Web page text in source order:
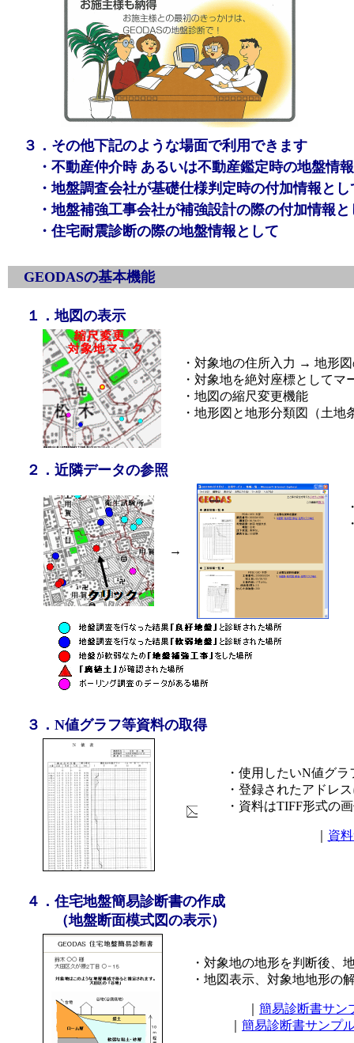
３．その他下記のような場面で利用できます
・不動産仲介時 あるいは不動産鑑定時の地盤情
・地盤調査会社が基礎仕様判定時の付加情報とし
・地盤補強工事会社が補強設計の際の付加情報と
・住宅耐震診断の際の地盤情報として
GEODASの基本機能
１．地図の表示
・対象地の住所入力 → 地形
・対象地を絶対座標としてマ
・地図の縮尺変更機能
・地形図と地形分類図（土地
２．近隣データの参照
→
３．N値グラフ等資料の取得
・使用したいN値グ
・登録されたアドレ
・資料はTIFF形式の
資
４．住宅地盤簡易診断書の作成
（地盤断面模式図の表示）
・対象地の地形を判断後、
・地図表示、対象地地形の
簡易診断書サン
簡易診断書サンプ